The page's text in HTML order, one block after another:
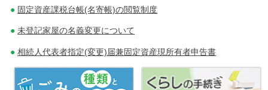
固定資産課税台帳(名寄帳)の閲覧制度
未登記家屋の名義変更について
相続人代表者指定(変更)届兼固定資産現所有者申告書